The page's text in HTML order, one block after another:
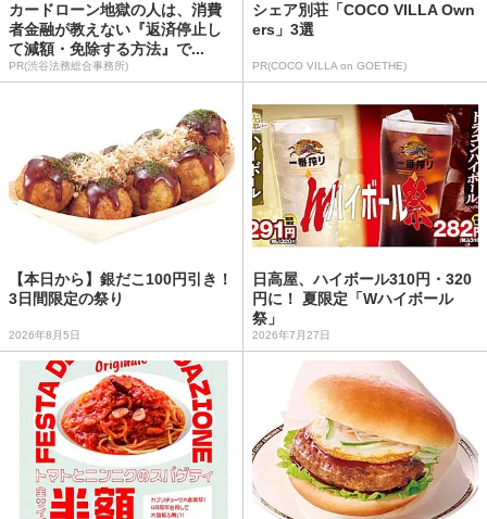
カードローン地獄の人は、消費
者金融が教えない『返済停止し
て減額・免除する方法』で...
PR(渋谷法務総合事務所)
シェア別荘「COCO VILLA Own
ers」3選
PR(COCO VILLA on GOETHE)
【本日から】銀だこ100円引き！
3日間限定の祭り
2026年8月5日
日高屋、ハイボール310円・320
円に！ 夏限定「Wハイボール
祭」
2026年7月27日